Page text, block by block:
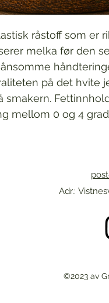
råstoff som er
melka før den
på det hvite
mellom 0 og 4
Adr.:
©2023 av